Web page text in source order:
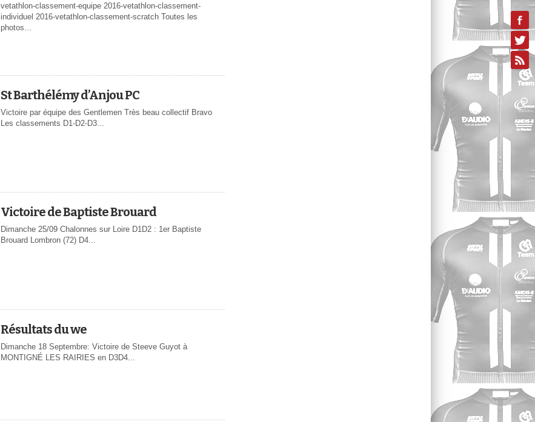
vetathlon-classement-equipe 2016-vetathlon-classement-
individuel 2016-vetathlon-classement-scratch Toutes les
photos...
St Barthélémy d’Anjou PC
Victoire par équipe des Gentlemen Très beau collectif Bravo
Les classements D1-D2-D3...
Victoire de Baptiste Brouard
Dimanche 25/09 Chalonnes sur Loire D1D2 : 1er Baptiste
Brouard Lombron (72) D4...
Résultats du we
Dimanche 18 Septembre: Victoire de Steeve Guyot à
MONTIGNÉ LES RAIRIES en D3D4...